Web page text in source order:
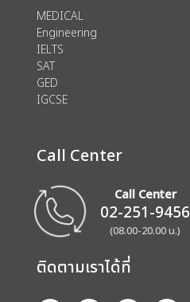
MEDICAL
Engineering
IELTS
SAT
GED
IGCSE
Call Center
Call Center
02-251-9456
(08.00-20.00 น.)
ติดตามเราได้ที่